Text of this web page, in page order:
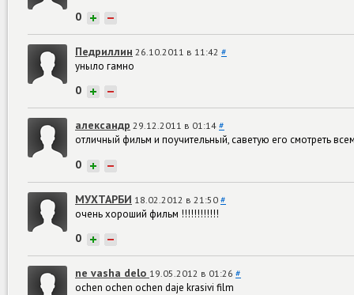
0 + −
Педриллин 26.10.2011 в 11:42 #
уныло гамно
0 + −
александр 29.12.2011 в 01:14 #
отличный фильм и поучительный, саветую его смотреть
0 + −
МУХТАРБИ 18.02.2012 в 21:50 #
очень хороший фильм !!!!!!!!!!!!
0 + −
ne vasha delo 19.05.2012 в 01:26 #
ochen ochen ochen daje krasivi film